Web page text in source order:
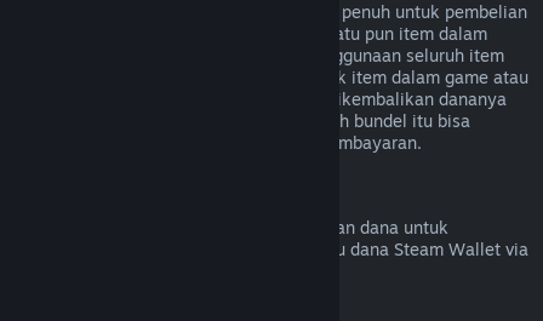
Kamu bisa menerima pengembalian dana penuh untuk pembelian
bundel di Toko Steam selama tidak ada satu pun item dalam
bundel ditransfer dan jika kombinasi penggunaan seluruh item
kurang dari dua jam. Jika bundel termasuk item dalam game atau
DLC yang tidak memenuhi syarat untuk dikembalikan dananya
maka Steam akan memberitahumu apakah bundel itu bisa
dikembalikan dananya atau tidak saat pembayaran.
Valve tidak bisa memberikan pengembalian dana untuk
pembelian di luar Steam (cth. CD Key atau dana Steam Wallet via